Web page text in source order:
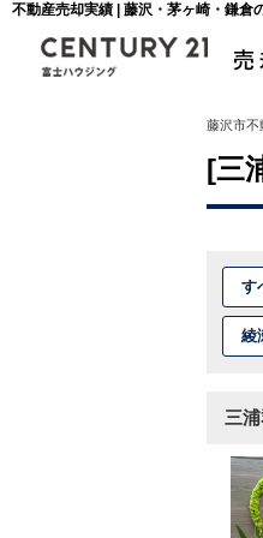
不動産売却実績 | 藤沢・茅ヶ崎・鎌倉
藤沢市不
[三
す
綾
三